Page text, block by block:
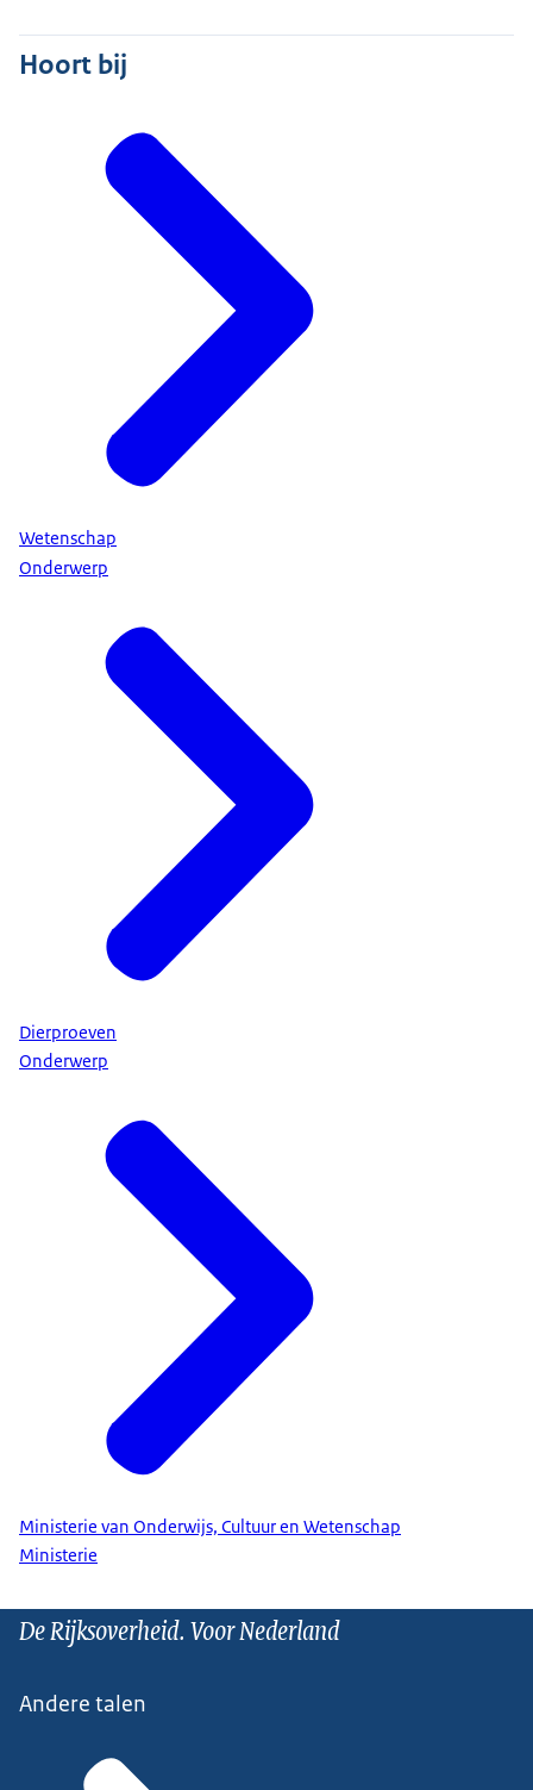
Hoort bij
Wetenschap
Onderwerp
Dierproeven
Onderwerp
Ministerie van Onderwijs, Cultuur en Wetenschap
Ministerie
De Rijksoverheid. Voor Nederland
Andere talen